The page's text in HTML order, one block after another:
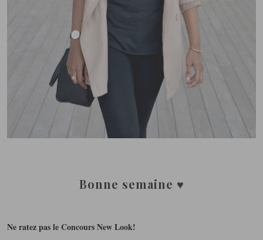
Bonne semaine ♥
Ne ratez pas le Concours New Look!